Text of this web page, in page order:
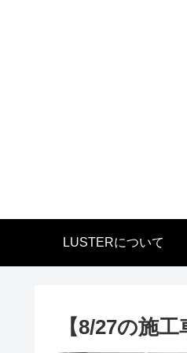
LUSTERについて
【8/27の施工